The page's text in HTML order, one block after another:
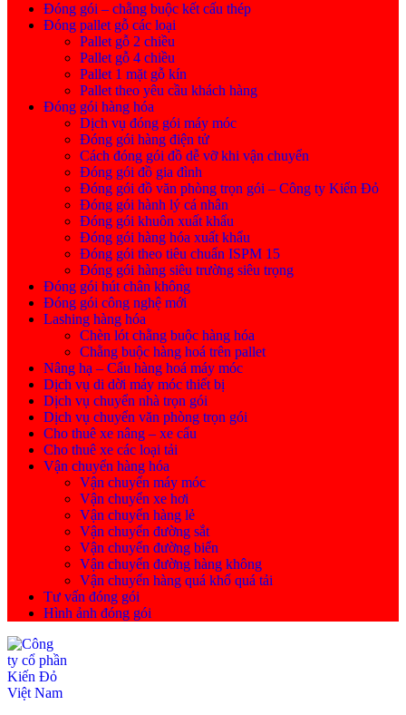
Đóng gói – chằng buộc kết cấu thép
Đóng pallet gỗ các loại
Pallet gỗ 2 chiều
Pallet gỗ 4 chiều
Pallet 1 mặt gỗ kín
Pallet theo yêu cầu khách hàng
Đóng gói hàng hóa
Dịch vụ đóng gói máy móc
Đóng gói hàng điện tử
Cách đóng gói đồ dễ vỡ khi vận chuyển
Đóng gói đồ gia đình
Đóng gói đồ văn phòng trọn gói – Công ty Kiến Đỏ
Đóng gói hành lý cá nhân
Đóng gói khuôn xuất khẩu
Đóng gói hàng hóa xuất khẩu
Đóng gói theo tiêu chuẩn ISPM 15
Đóng gói hàng siêu trường siêu trọng
Đóng gói hút chân không
Đóng gói công nghệ mới
Lashing hàng hóa
Chèn lót chằng buộc hàng hóa
Chằng buộc hàng hoá trên pallet
Nâng hạ – Cẩu hàng hoá máy móc
Dịch vụ di dời máy móc thiết bị
Dịch vụ chuyển nhà trọn gói
Dịch vụ chuyển văn phòng trọn gói
Cho thuê xe nâng – xe cẩu
Cho thuê xe các loại tải
Vận chuyển hàng hóa
Vận chuyển máy móc
Vận chuyển xe hơi
Vận chuyển hàng lẻ
Vận chuyển đường sắt
Vận chuyển đường biển
Vận chuyển đường hàng không
Vận chuyển hàng quá khổ quá tải
Tư vấn đóng gói
Hình ảnh đóng gói